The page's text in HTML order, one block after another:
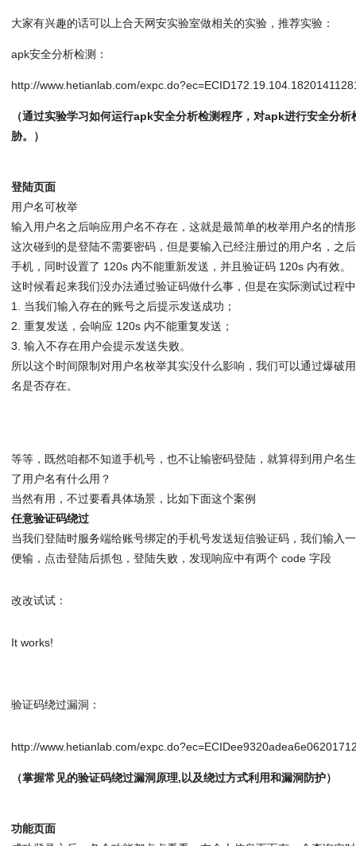
大家有兴趣的话可以上合天网安实验室做相关的实验，推荐实验：
apk安全分析检测：
http://www.hetianlab.com/
（通过实验学习如何运行apk安全分析检测程序，对apk进行安全分
胁。）
登陆页面
用户名可枚举
输入用户名之后响应用户名不存在，这就是最简单的枚举用户名的情
这次碰到的是登陆不需要密码，但是要输入已经注册过的用户名，之
手机，同时设置了 120s 内不能重新发送，并且验证码 120s 内有效。
这时候看起来我们没办法通过验证码做什么事，但是在实际测试过程
1. 当我们输入存在的账号之后提示发送成功；
2. 重复发送，会响应 120s 内不能重复发送；
3. 输入不存在用户会提示发送失败。
所以这个时间限制对用户名枚举其实没什么影响，我们可以通过爆破
名是否存在。
等等，既然咱都不知道手机号，也不让输密码登陆，就算得到用户名
了用户名有什么用？
当然有用，不过要看具体场景，比如下面这个案例
任意验证码绕过
当我们登陆时服务端给账号绑定的手机号发送短信验证码，我们输入
便输，点击登陆后抓包，登陆失败，发现响应中有两个 code 字段
改改试试：
It works!
验证码绕过漏洞：
http://www.hetianlab.com/
（掌握常见的验证码绕过漏洞原理,以及绕过方式利用和漏洞防护）
功能页面